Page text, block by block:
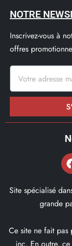
NOTRE
Inscrivez-vous à
offres
Site spécialisé
grande
Ce site ne fait